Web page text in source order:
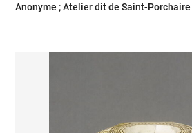
Anonyme ; Atelier dit de Saint-Porchaire